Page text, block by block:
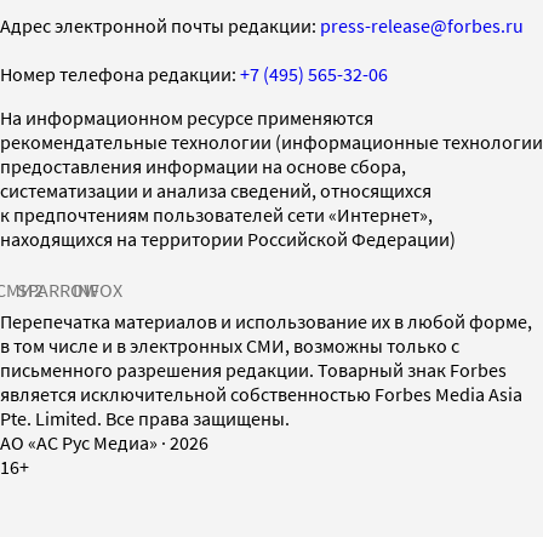
Адрес электронной почты редакции: press-release@forbes.ru
Номер телефона редакции: +7 (495) 565-32-06
На информационном ресурсе применяются
рекомендательные технологии (информационные технологии
предоставления информации на основе сбора,
систематизации и анализа сведений, относящихся
к предпочтениям пользователей сети «Интернет»,
находящихся на территории Российской Федерации)
SPARROWINFOX
Перепечатка материалов и использование их в любой форме,
в том числе и в электронных СМИ, возможны только с
письменного разрешения редакции. Товарный знак Forbes
является исключительной собственностью Forbes Media Asia
Pte. Limited. Все права защищены.
AO «АС Рус Медиа» · 2026
16+